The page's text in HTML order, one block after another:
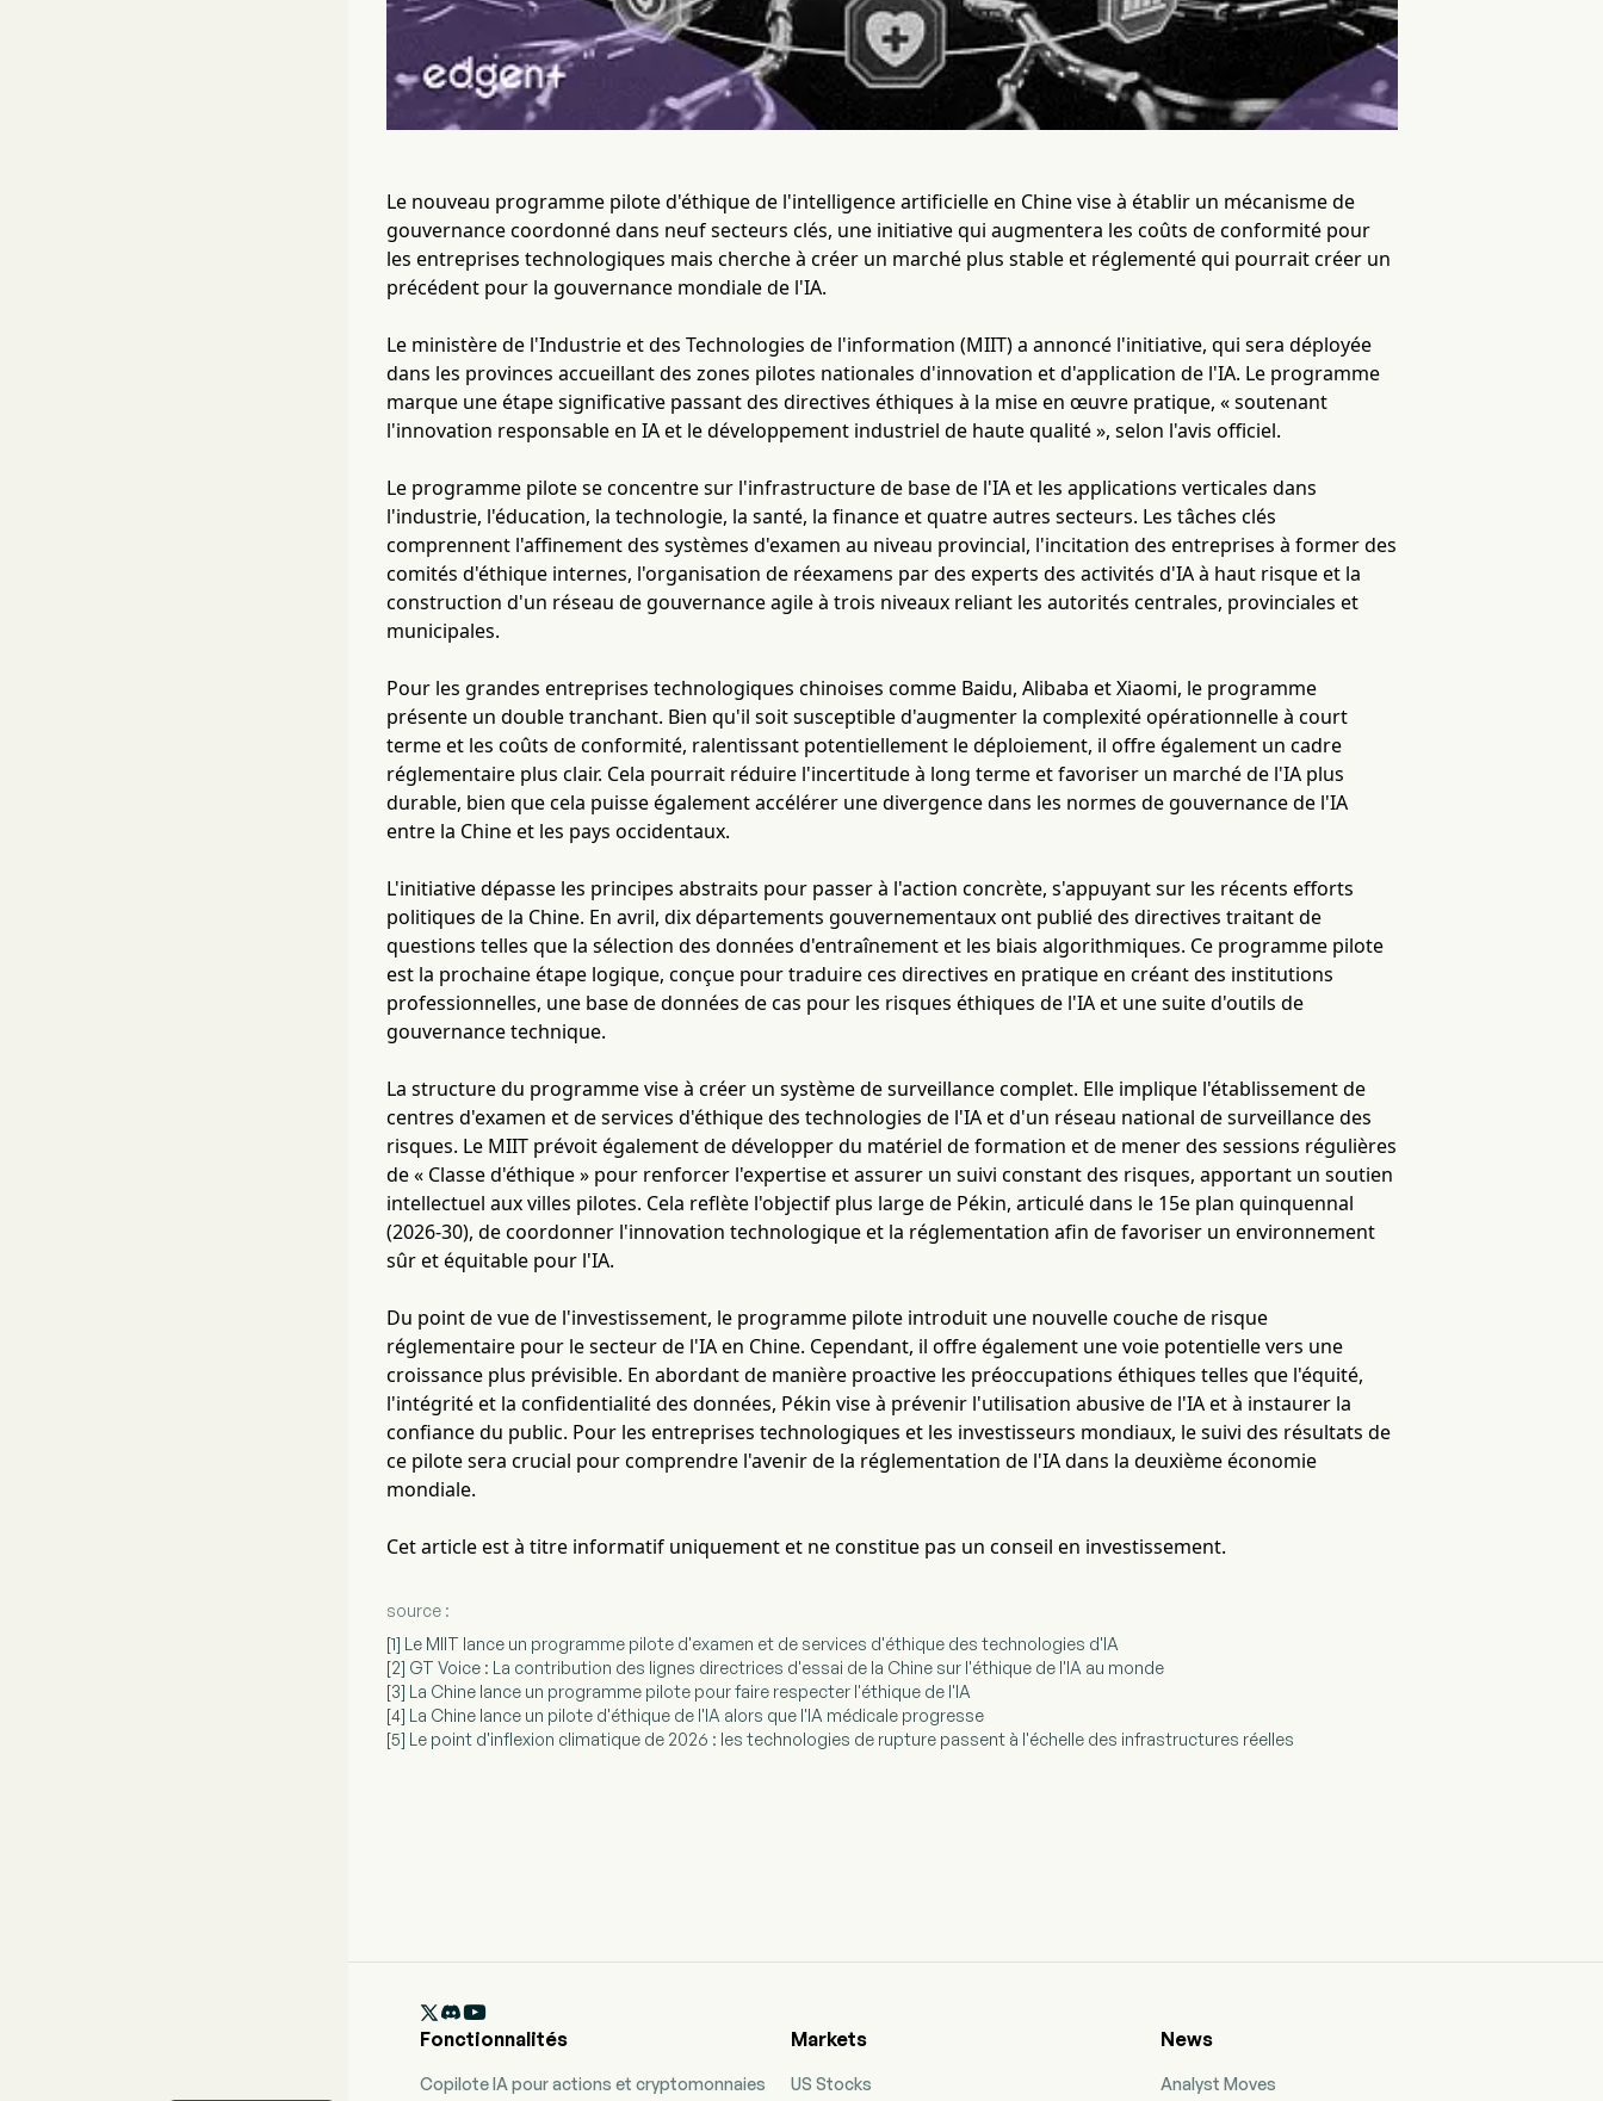
Le nouveau programme pilote d'éthique de l'intelligence artificielle en Chine vise à établir un mécanisme de
gouvernance coordonné dans neuf secteurs clés, une initiative qui augmentera les coûts de conformité pour
les entreprises technologiques mais cherche à créer un marché plus stable et réglementé qui pourrait créer un
précédent pour la gouvernance mondiale de l'IA.
Le ministère de l'Industrie et des Technologies de l'information (MIIT) a annoncé l'initiative, qui sera déployée
dans les provinces accueillant des zones pilotes nationales d'innovation et d'application de l'IA. Le programme
marque une étape significative passant des directives éthiques à la mise en œuvre pratique, « soutenant
l'innovation responsable en IA et le développement industriel de haute qualité », selon l'avis officiel.
Le programme pilote se concentre sur l'infrastructure de base de l'IA et les applications verticales dans
l'industrie, l'éducation, la technologie, la santé, la finance et quatre autres secteurs. Les tâches clés
comprennent l'affinement des systèmes d'examen au niveau provincial, l'incitation des entreprises à former des
comités d'éthique internes, l'organisation de réexamens par des experts des activités d'IA à haut risque et la
construction d'un réseau de gouvernance agile à trois niveaux reliant les autorités centrales, provinciales et
municipales.
Pour les grandes entreprises technologiques chinoises comme Baidu, Alibaba et Xiaomi, le programme
présente un double tranchant. Bien qu'il soit susceptible d'augmenter la complexité opérationnelle à court
terme et les coûts de conformité, ralentissant potentiellement le déploiement, il offre également un cadre
réglementaire plus clair. Cela pourrait réduire l'incertitude à long terme et favoriser un marché de l'IA plus
durable, bien que cela puisse également accélérer une divergence dans les normes de gouvernance de l'IA
entre la Chine et les pays occidentaux.
L'initiative dépasse les principes abstraits pour passer à l'action concrète, s'appuyant sur les récents efforts
politiques de la Chine. En avril, dix départements gouvernementaux ont publié des directives traitant de
questions telles que la sélection des données d'entraînement et les biais algorithmiques. Ce programme pilote
est la prochaine étape logique, conçue pour traduire ces directives en pratique en créant des institutions
professionnelles, une base de données de cas pour les risques éthiques de l'IA et une suite d'outils de
gouvernance technique.
La structure du programme vise à créer un système de surveillance complet. Elle implique l'établissement de
centres d'examen et de services d'éthique des technologies de l'IA et d'un réseau national de surveillance des
risques. Le MIIT prévoit également de développer du matériel de formation et de mener des sessions régulières
de « Classe d'éthique » pour renforcer l'expertise et assurer un suivi constant des risques, apportant un soutien
intellectuel aux villes pilotes. Cela reflète l'objectif plus large de Pékin, articulé dans le 15e plan quinquennal
(2026-30), de coordonner l'innovation technologique et la réglementation afin de favoriser un environnement
sûr et équitable pour l'IA.
Du point de vue de l'investissement, le programme pilote introduit une nouvelle couche de risque
réglementaire pour le secteur de l'IA en Chine. Cependant, il offre également une voie potentielle vers une
croissance plus prévisible. En abordant de manière proactive les préoccupations éthiques telles que l'équité,
l'intégrité et la confidentialité des données, Pékin vise à prévenir l'utilisation abusive de l'IA et à instaurer la
confiance du public. Pour les entreprises technologiques et les investisseurs mondiaux, le suivi des résultats de
ce pilote sera crucial pour comprendre l'avenir de la réglementation de l'IA dans la deuxième économie
mondiale.
Cet article est à titre informatif uniquement et ne constitue pas un conseil en investissement.
source :
[1] Le MIIT lance un programme pilote d'examen et de services d'éthique des technologies d'IA
[2] GT Voice : La contribution des lignes directrices d'essai de la Chine sur l'éthique de l'IA au monde
[3] La Chine lance un programme pilote pour faire respecter l'éthique de l'IA
[4] La Chine lance un pilote d'éthique de l'IA alors que l'IA médicale progresse
[5] Le point d'inflexion climatique de 2026 : les technologies de rupture passent à l'échelle des infrastructures réelles

Fonctionnalités
Copilote IA pour actions et cryptomonnaies
Markets
US Stocks
News
Analyst Moves